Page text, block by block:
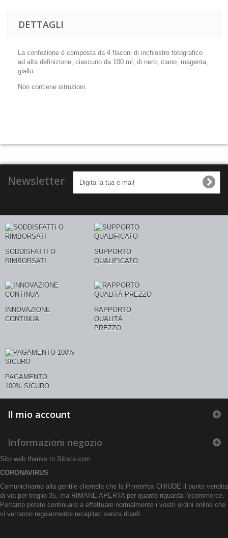
DETTAGLI
La confezione è composta da 4 flaconi di inchiostro fotografico
ad alta definizione, ciascuno da 100 ml, di nero, ciano, magenta,
giallo.
Non contiene istruzioni.
Newsletter
SODDISFATTI O
RIMBORSATI
SUPPORTO
QUALIFICATO
INNOVAZIONE
CONTINUA
RAPPORTO
QUALITÀ
PREZZO
PAGAMENTO
100% SICURO
Il mio account
Informazioni negozio
Sito web thanks to Sitista.com
CORONAVIRUS
Comunichiamo alla gentile clientela che la Printerfox CHIUDE il punto vendita
di via per treglio 35, ma RIMANE APERTA per quanto riguarda l'ecommerce.
Pertanto potete continuare a effettuare normalmente i vostri ordini online che
vi verranno regolarmente recapitati senza ritardi.